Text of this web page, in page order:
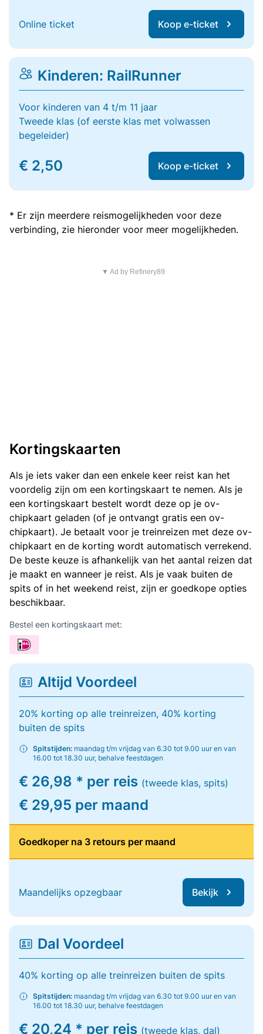
Online ticket Koop e-ticket
Kinderen: RailRunner
Voor kinderen van 4 t/m 11 jaar
Tweede klas (of eerste klas met volwassen
begeleider)
€ 2,50 Koop e-ticket
* Er zijn meerdere reismogelijkheden voor deze
verbinding, zie hieronder voor meer mogelijkheden.
▼ Ad by Refinery89
Kortingskaarten
Als je iets vaker dan een enkele keer reist kan het
voordelig zijn om een kortingskaart te nemen. Als je
een kortingskaart bestelt wordt deze op je ov-
chipkaart geladen (of je ontvangt gratis een ov-
chipkaart). Je betaalt voor je treinreizen met deze ov-
chipkaart en de korting wordt automatisch verrekend.
De beste keuze is afhankelijk van het aantal reizen dat
je maakt en wanneer je reist. Als je vaak buiten de
spits of in het weekend reist, zijn er goedkope opties
beschikbaar.
Bestel een kortingskaart met:
Altijd Voordeel
20% korting op alle treinreizen, 40% korting
buiten de spits
Spitstijden: maandag t/m vrijdag van 6.30 tot 9.00 uur en van
16.00 tot 18.30 uur, behalve feestdagen
€ 26,98 * per reis (tweede klas, spits)
€ 29,95 per maand
Goedkoper na 3 retours per maand
Maandelijks opzegbaar Bekijk
Dal Voordeel
40% korting op alle treinreizen buiten de spits
Spitstijden: maandag t/m vrijdag van 6.30 tot 9.00 uur en van
16.00 tot 18.30 uur, behalve feestdagen
€ 20,24 * per reis (tweede klas, dal)